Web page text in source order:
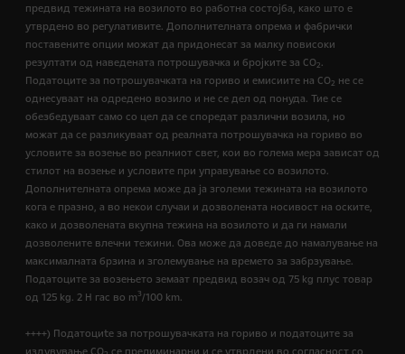
предвид тежината на возилото во работна состојба, како што е
утврдено во регулативите. Дополнителната опрема и фабрички
поставените опции можат да придонесат за малку повисоки
резултати од наведената потрошувачка и бројките за CO2.
Податоците за потрошувачката на гориво и емисиите на CO2 не се
однесуваат на одредено возило и не се дел од понуда. Тие се
обезбедуваат само со цел да се споредат различни возила, но
можат да се разликуваат од реалната потрошувачка на гориво во
условите за возење во реалниот свет, кои во голема мера зависат од
стилот на возење и условите при управување со возилото.
Дополнителната опрема може да ја зголеми тежината на возилото
кога е празно, а во некои случаи и дозволената носивост на оските,
како и дозволената вкупна тежина на возилото и да ги намали
дозволените влечни тежини. Ова може да доведе до намалување на
максималната брзина и зголемување на времето за забрзување.
Податоците за возењето земаат предвид возач од 75 kg плус товар
од 125 kg. 2 H гас во m3/100 km.
++++) Податоциte за потрошувачката на гориво и податоците за